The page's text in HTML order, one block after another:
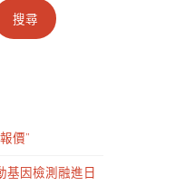
搜尋
價”
基因檢測融進日